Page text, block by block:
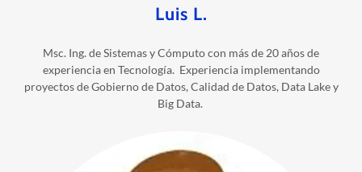
Luis L.
Msc. Ing. de Sistemas y Cómputo con más de 20 años de
experiencia en Tecnología. Experiencia implementando
proyectos de Gobierno de Datos, Calidad de Datos, Data Lake y
Big Data.